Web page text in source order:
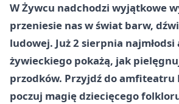
W Żywcu nadchodzi wyjątkowe
przeniesie nas w świat barw,
ludowej. Już 2 sierpnia
żywieckiego pokażą, jak
przodków. Przyjdź do amfiteatru
poczuj magię dziecięcego